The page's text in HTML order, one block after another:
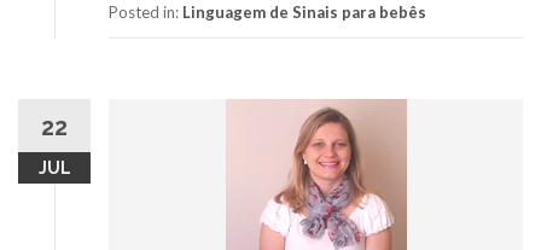
Posted in: Linguagem de Sinais para bebês
22
JUL